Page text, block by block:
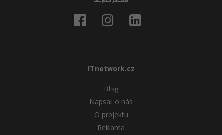
ITnetwork.cz
Blog
Napsali o nás
O projektu
Reklama